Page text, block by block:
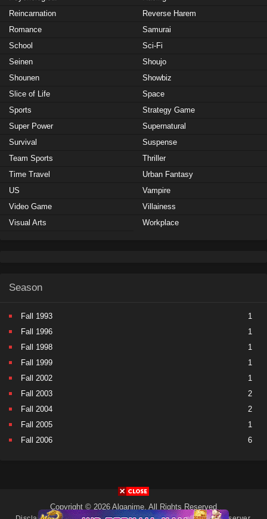
Reincarnation
Reverse Harem
Romance
Samurai
School
Sci-Fi
Seinen
Shoujo
Shounen
Showbiz
Slice of Life
Space
Sports
Strategy Game
Super Power
Supernatural
Survival
Suspense
Team Sports
Thriller
Time Travel
Urban Fantasy
US
Vampire
Video Game
Villainess
Visual Arts
Workplace
Season
Fall 1993
1
Fall 1996
1
Fall 1998
1
Fall 1999
1
Fall 2002
1
Fall 2003
2
Fall 2004
2
Fall 2005
1
Fall 2006
6
Fall 2010
Copyright © 2026 Alqanime. All Rights Reserved